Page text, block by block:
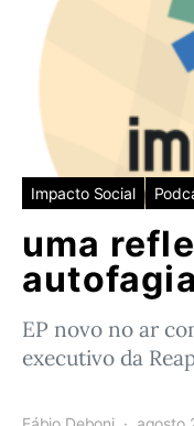
Impacto Social
uma
EP novo no ar
executivo da